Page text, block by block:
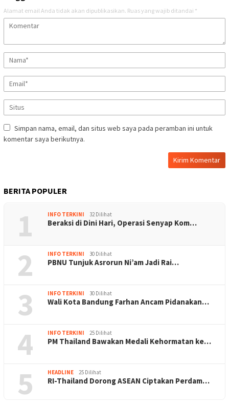
Alamat email Anda tidak akan dipublikasikan. Ruas yang wajib ditandai *
Simpan nama, email, dan situs web saya pada peramban ini untuk
komentar saya berikutnya.
BERITA POPULER
1 INFO TERKINI 32 Dilihat
Beraksi di Dini Hari, Operasi Senyap Kom…
2 INFO TERKINI 30 Dilihat
PBNU Tunjuk Asrorun Ni’am Jadi Rai…
3 INFO TERKINI 30 Dilihat
Wali Kota Bandung Farhan Ancam Pidanakan…
4 INFO TERKINI 25 Dilihat
PM Thailand Bawakan Medali Kehormatan ke…
5 HEADLINE 25 Dilihat
RI-Thailand Dorong ASEAN Ciptakan Perdam…